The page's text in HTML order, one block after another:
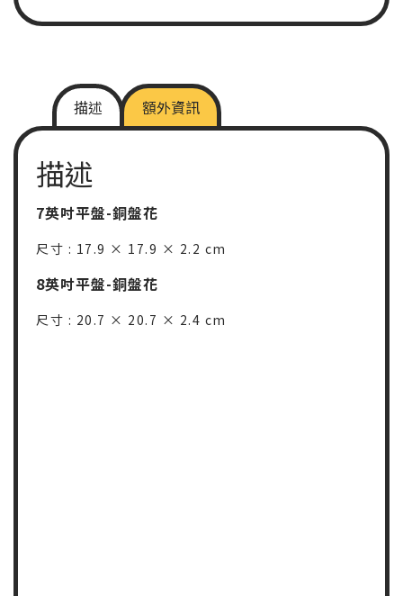
描述 額外資訊
描述
7英吋平盤-銅盤花
尺寸 : 17.9 × 17.9 × 2.2 cm
8英吋平盤-銅盤花
尺寸 : 20.7 × 20.7 × 2.4 cm